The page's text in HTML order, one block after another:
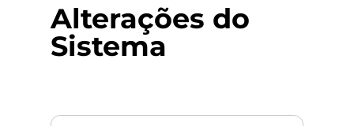
Alterações do
Sistema